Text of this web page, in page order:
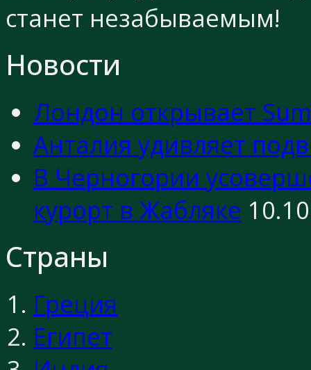
станет незабываемым!
Новости
Лондон открывает
Анталия удивляет
В Черногории
курорт в Жабляке
Страны
Греция
Египет